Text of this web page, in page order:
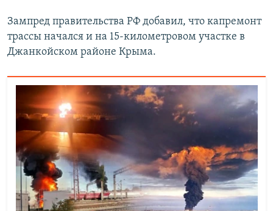
Зампред правительства РФ добавил, что капремонт
трассы начался и на 15-километровом участке в
Джанкойском районе Крыма.